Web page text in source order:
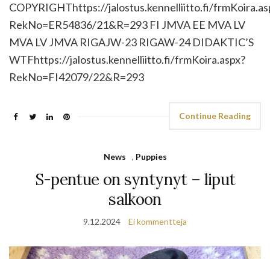
COPYRIGHThttps://jalostus.kennelliitto.fi/
RekNo=ER54836/21&R=293 FI JMVA EE MVA LV
MVA LV JMVA RIGAJW-23 RIGAW-24 DIDAKTIC’S
WTFhttps://jalostus.kennelliitto.fi/frmKoira.aspx?
RekNo=FI42079/22&R=293
Continue Reading
News , Puppies
S-pentue on syntynyt – liput
salkoon
9.12.2024 Ei kommentteja